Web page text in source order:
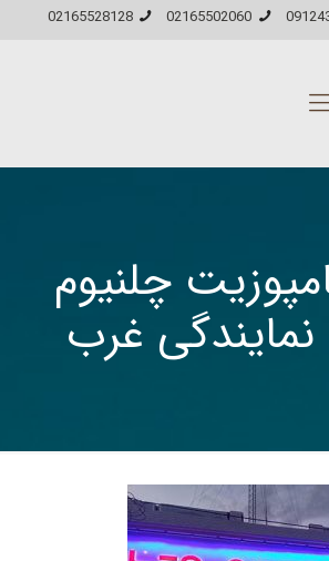
02165502060
02165528128
چلنیوم
نمایندگی غرب